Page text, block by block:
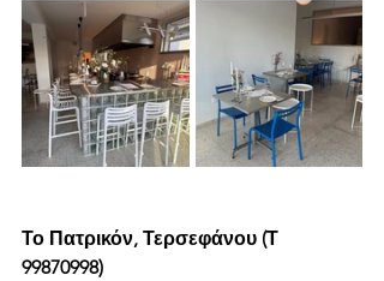
Το Πατρικόν, Τερσεφάνου (Τ
99870998)